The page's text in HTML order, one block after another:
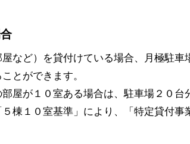
など）を貸付けている場合、月極駐車
とができます。
屋が１０室ある場合は、駐車場２０台
棟１０室基準」により、「特定貸付事